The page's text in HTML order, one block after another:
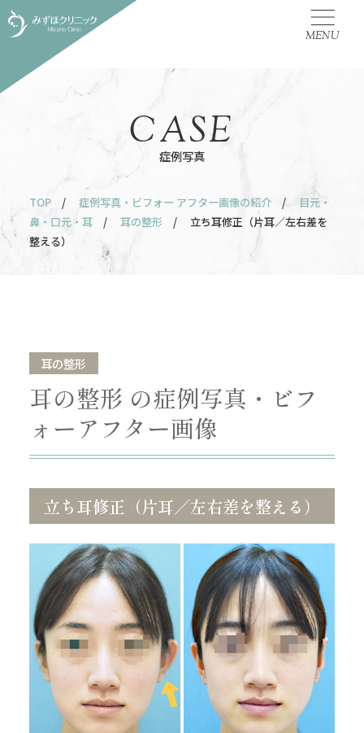
MENU
症例写真
CASE
TOP / 症例写真・ビフォー アフター画像の紹介 /
目元・
鼻・口元・耳
/ 耳の整形
/ 立ち耳修正（片耳／左右差を
整える）
耳の整形
耳の整形 の症例写真・ビフ
ォーアフター画像
立ち耳修正（片耳／左右差を整える）